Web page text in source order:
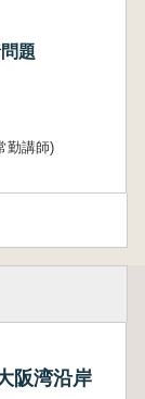
題
勤講師)
阪湾沿岸